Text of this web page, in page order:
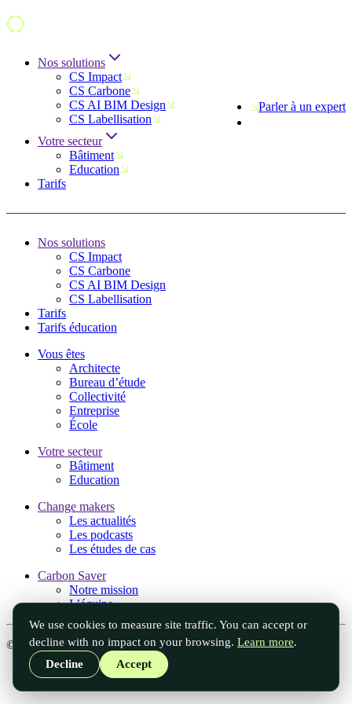
Parler à un expert
Nos solutions
CS Impact
CS Carbone
CS AI BIM Design
CS Labellisation
Votre secteur
Bâtiment
Education
Tarifs
Nos solutions
CS Impact
CS Carbone
CS AI BIM Design
CS Labellisation
Tarifs
Tarifs éducation
Vous êtes
Architecte
Bureau d’étude
Collectivité
Entreprise
École
Votre secteur
Bâtiment
Education
Change makers
Les actualités
Les podcasts
Les études de cas
Carbon Saver
Notre mission
L’équipe
© Carbon Saver, 2026. Tous droits réservés
Mentions légales
We use cookies to measure site traffic. You can accept or
decline with no impact on your browsing. Learn more.
Decline
Accept